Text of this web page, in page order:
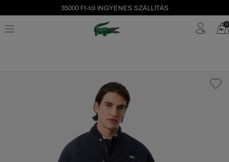
35000 Ft-tól INGYENES SZÁLLÍTÁS
Szezonális leárazás akár -40%! 0